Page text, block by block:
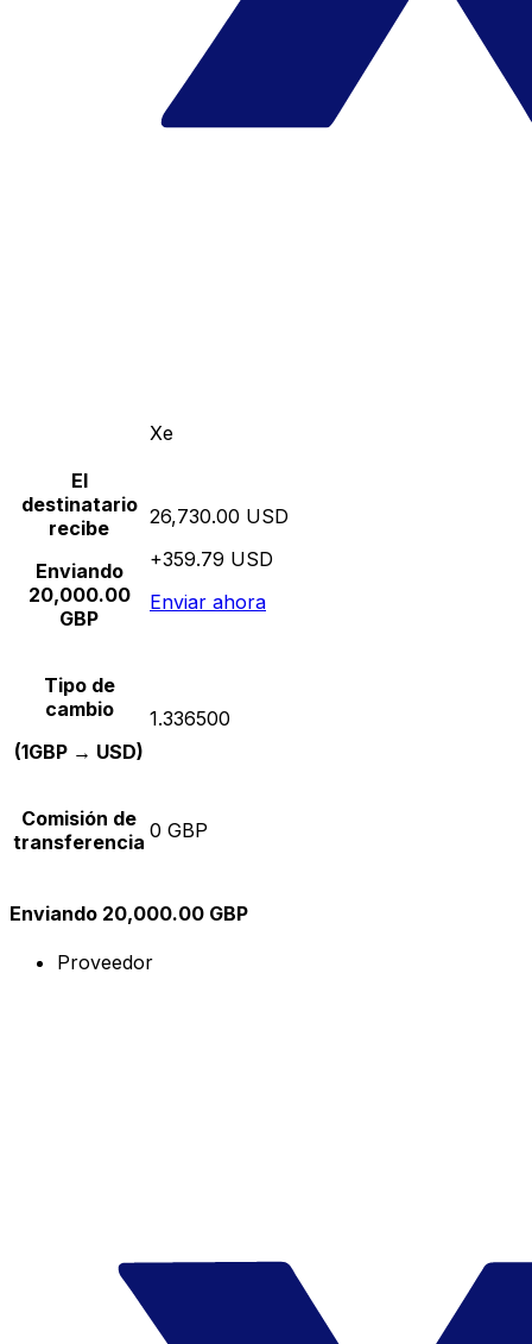
Xe
El
destinatario
recibe
Enviando
20,000.00
GBP
26,730.00 USD
+359.79 USD
Enviar ahora
Tipo de
cambio
(1GBP → USD)
1.336500
Comisión de
transferencia 0 GBP
Enviando 20,000.00 GBP
Proveedor